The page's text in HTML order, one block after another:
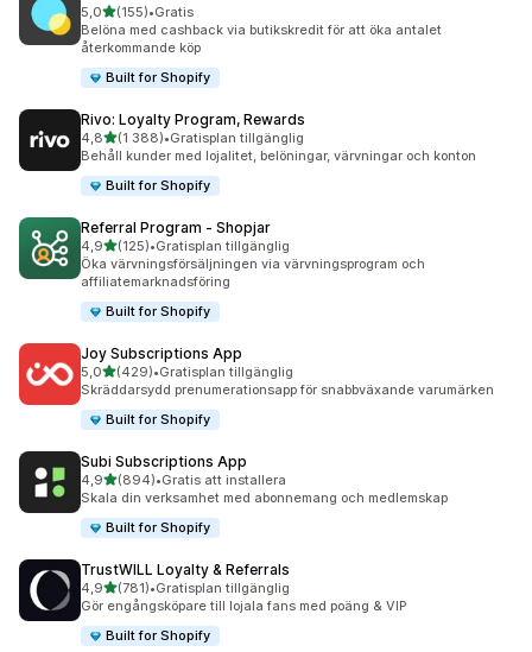
5,0av 5 stjärnor
(155)
155 recensioner totalt
•Gratis
Belöna med cashback via butikskredit för att öka antalet
återkommande köp
Built for Shopify
Rivo: Loyalty Program, Rewards
4,8av 5 stjärnor
(1 388)
1388 recensioner totalt
•Gratisplan tillgänglig
Behåll kunder med lojalitet, belöningar, värvningar och konton
Built for Shopify
Referral Program ‑ Shopjar
4,9av 5 stjärnor
(125)
125 recensioner totalt
•Gratisplan tillgänglig
Öka värvningsförsäljningen via värvningsprogram och
affiliatemarknadsföring
Built for Shopify
Joy Subscriptions App
5,0av 5 stjärnor
(429)
429 recensioner totalt
•Gratisplan tillgänglig
Skräddarsydd prenumerationsapp för snabbväxande varumärken
Built for Shopify
Subi Subscriptions App
4,9av 5 stjärnor
(894)
894 recensioner totalt
•Gratis att installera
Skala din verksamhet med abonnemang och medlemskap
Built for Shopify
TrustWILL Loyalty & Referrals
4,9av 5 stjärnor
(781)
781 recensioner totalt
•Gratisplan tillgänglig
Gör engångsköpare till lojala fans med poäng & VIP
Built for Shopify